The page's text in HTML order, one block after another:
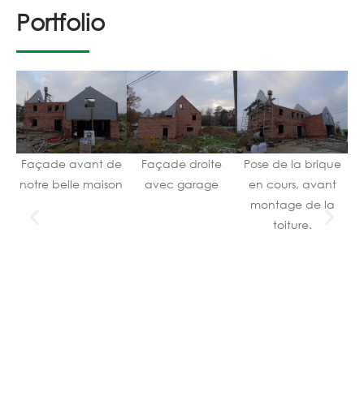
Portfolio
Façade avant de
notre belle maison
Façade droite
avec garage
Pose de la brique
en cours, avant
montage de la
toiture.